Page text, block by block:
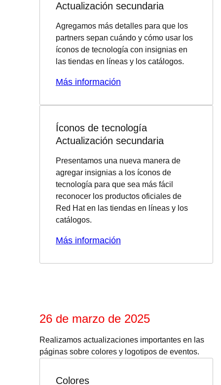
Actualización secundaria
Agregamos más detalles para que los
partners sepan cuándo y cómo usar los
íconos de tecnología con insignias en
las tiendas en líneas y los catálogos.
Más información
Íconos de tecnología
Actualización secundaria
Presentamos una nueva manera de
agregar insignias a los íconos de
tecnología para que sea más fácil
reconocer los productos oficiales de
Red Hat en las tiendas en líneas y los
catálogos.
Más información
26 de marzo de 2025
Realizamos actualizaciones importantes en las
páginas sobre colores y logotipos de eventos.
Colores